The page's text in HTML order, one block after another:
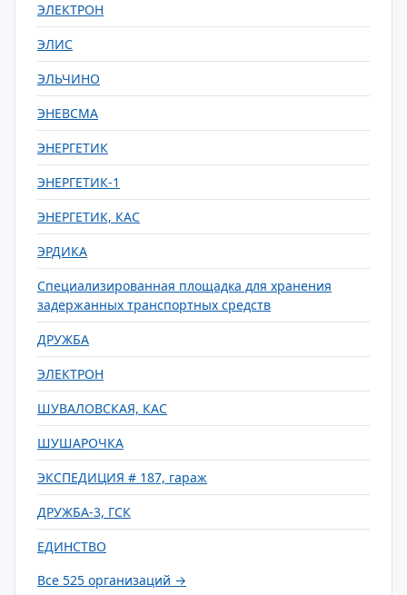
ЭЛЕКТРОН
ЭЛИС
ЭЛЬЧИНО
ЭНЕВСМА
ЭНЕРГЕТИК
ЭНЕРГЕТИК-1
ЭНЕРГЕТИК, КАС
ЭРДИКА
Специализированная площадка для хранения
задержанных транспортных средств
ДРУЖБА
ЭЛЕКТРОН
ШУВАЛОВСКАЯ, КАС
ШУШАРОЧКА
ЭКСПЕДИЦИЯ # 187, гараж
ДРУЖБА-3, ГСК
ЕДИНСТВО
Все 525 организаций →